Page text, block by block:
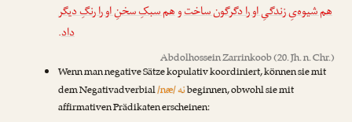
هم شیوه‌یِ زندگیِ او را دگرگون ساختوهم سبکِ سخنِ او را رنگِ دیگر
داد.
Abdolhossein Zarrinkoob(20. Jh. n. Chr.)
Wenn man negative Sätze kopulativ koordiniert, können sie mit
dem Negativadverbial/næ/نهbeginnen, obwohl sie mit
affirmativen Prädikaten erscheinen: